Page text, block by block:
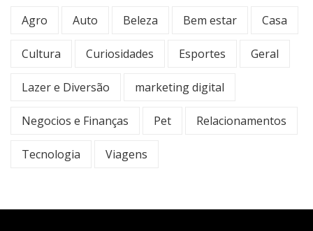
Agro Auto Beleza Bem estar Casa
Cultura Curiosidades Esportes Geral
Lazer e Diversão marketing digital
Negocios e Finanças Pet Relacionamentos
Tecnologia Viagens